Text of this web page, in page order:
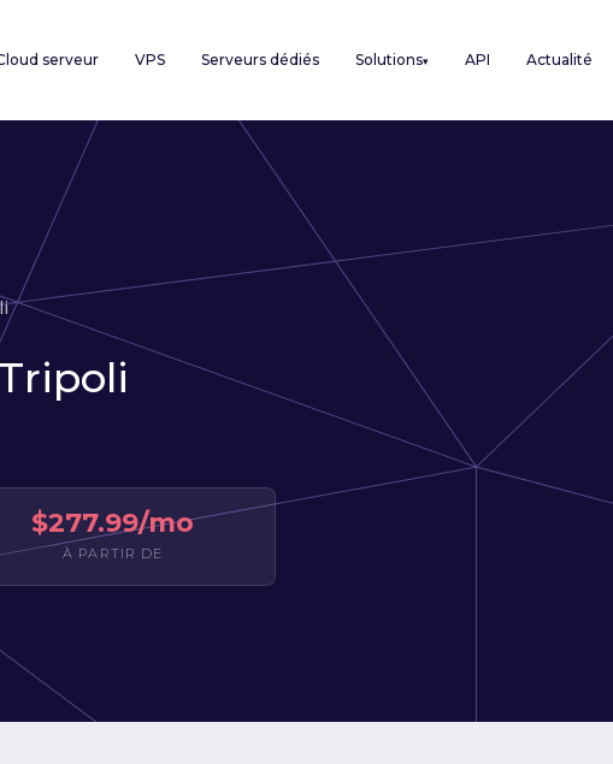
serveur VPS Serveurs dédiés Solutions▾ API Actualité
$277.99/mo
À PARTIR DE